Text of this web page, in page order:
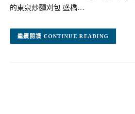
的東泉炒麵刈包 盛橋…
CONTINUE READING